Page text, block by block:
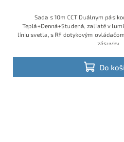
Do
Sada s 10m CCT Duálnym
Teplá+Denná+Studená, zaliaté v
líniu svetla, s RF dotykovým
zásuvky.